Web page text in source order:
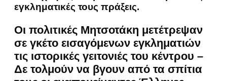
εγκληματικές τους πράξεις.
Οι πολιτικές Μητσοτάκη μετέτρεψαν
σε γκέτο εισαγόμενων εγκληματιών
τις ιστορικές γειτονιές του κέντρου –
Δε τολμούν να βγουν από τα σπίτια